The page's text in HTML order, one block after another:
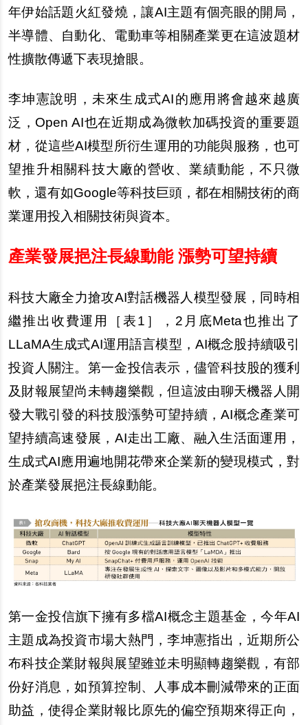
年伊始話題火紅發燒，讓AI主題有個亮眼的開局，
半導體、自動化、電動車等相關產業更在這波題材
性擴散傳遞下表現搶眼。
李坤憲說明，未來生成式AI的應用將會越來越廣
泛，Open AI也在近期成為微軟加碼投資的重要題
材，從這些AI模型所衍生運用的功能與服務，也可
望推升相關科技大廠的營收、業績動能，不只微
軟，還有如Google等科技巨頭，都在相關技術的商
業運用投入相關技術與資本。
產業發展挹注長線動能 漲勢可望持續
科技大廠全力搶攻AI對話機器人模型發展，同時相
繼推出收費運用［表1］，2月底Meta也推出了
LLaMA生成式AI運用語言模型，AI概念股持續吸引
投資人關注。第一金投信表示，儘管科技股的獲利
及財報展望尚未轉趨樂觀，但這波由聊天機器人開
發大戰引發的科技股漲勢可望持續，AI概念產業可
望持續高速發展，AI走出工廠、融入生活面運用，
生成式AI應用遍地開花帶來企業新的變現模式，對
於產業發展挹注長線動能。
第一金投信旗下擁有多檔AI概念主題基金，今年AI
主題成為投資市場大熱門，李坤憲指出，近期所公
布科技企業財報與展望雖並未明顯轉趨樂觀，有部
份好消息，如預算控制、人事成本刪減帶來的正面
助益，使得企業財報比原先的偏空預期來得正向，